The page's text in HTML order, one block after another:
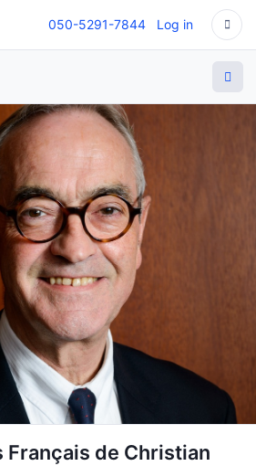
050-5291-7844 Log in
Français de Christian